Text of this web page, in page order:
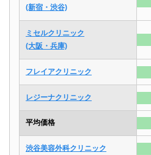
(新宿・渋谷)
ミセルクリニック
(大阪・兵庫)
フレイアクリニック
レジーナクリニック
平均価格
渋谷美容外科クリニック